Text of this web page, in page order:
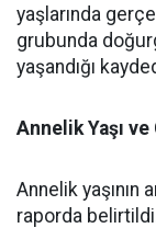
yaşlarında
grubunda
yaşandığı
Annelik Yaşı
Annelik yaşının
raporda belirtildi.